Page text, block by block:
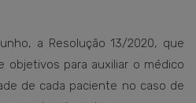
a Resolução 13/2020, que
objetivos para auxiliar o médico
de cada paciente no caso de